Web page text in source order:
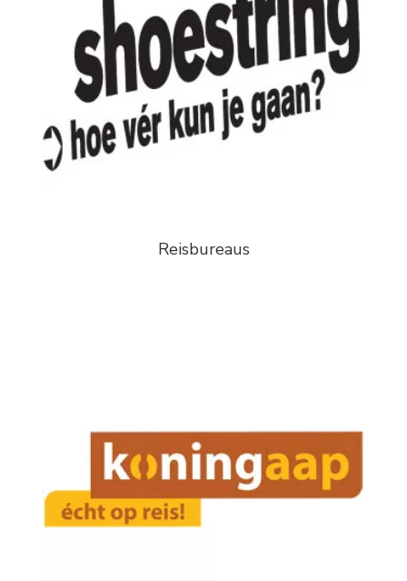
Reisbureaus